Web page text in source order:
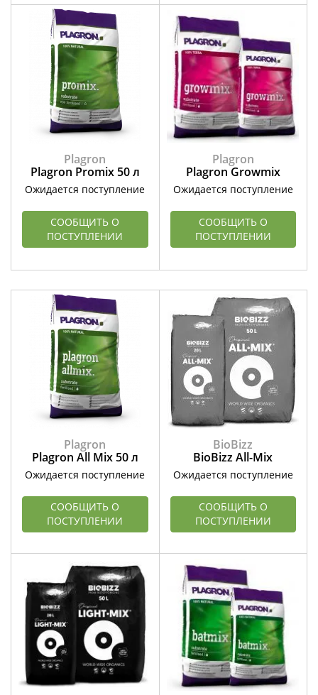
Plagron
Plagron Promix 50 л
Ожидается поступление
СООБЩИТЬ О
ПОСТУПЛЕНИИ
Plagron
Plagron Growmix
Ожидается поступление
СООБЩИТЬ О
ПОСТУПЛЕНИИ
Plagron
Plagron All Mix 50 л
Ожидается поступление
СООБЩИТЬ О
ПОСТУПЛЕНИИ
BioBizz
BioBizz All-Mix
Ожидается поступление
СООБЩИТЬ О
ПОСТУПЛЕНИИ